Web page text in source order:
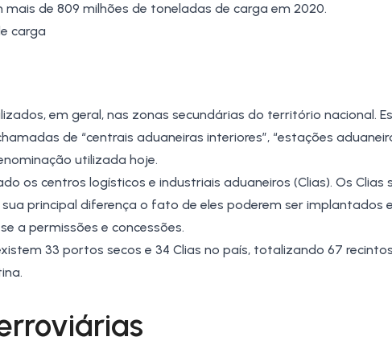
de 809 milhões de toneladas de carga em 2020.
carga
em geral, nas zonas secundárias do território nacional.
de “centrais aduaneiras interiores”, “estações
utilizada hoje.
os centros logísticos e industriais aduaneiros (Clias). Os Clias
principal diferença o fato de eles poderem ser implantados
a permissões e concessões.
33 portos secos e 34 Clias no país, totalizando 67